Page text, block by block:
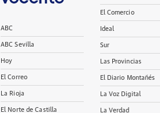
ABC
ABC Sevilla
Hoy
El Correo
La Rioja
El Norte de Castilla
El Comercio
Ideal
Sur
Las Provincias
El Diario Montañés
La Voz Digital
La Verdad